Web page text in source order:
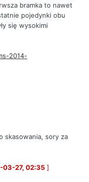
bramka to nawet
pojedynki obu
się wysokimi
2014-
skasowania, sory za
03-27, 02:35 ]